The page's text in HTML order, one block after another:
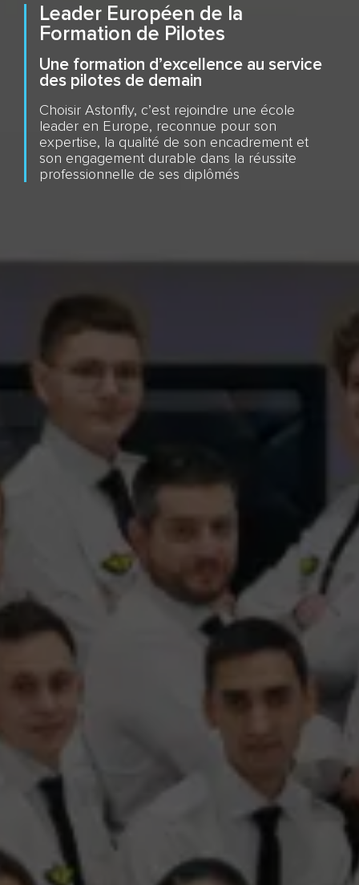
Leader Européen de la
Formation de Pilotes
Une formation d’excellence au service
des pilotes de demain
Choisir Astonfly, c’est rejoindre une école
leader en Europe, reconnue pour son
expertise, la qualité de son encadrement et
son engagement durable dans la réussite
professionnelle de ses diplômés